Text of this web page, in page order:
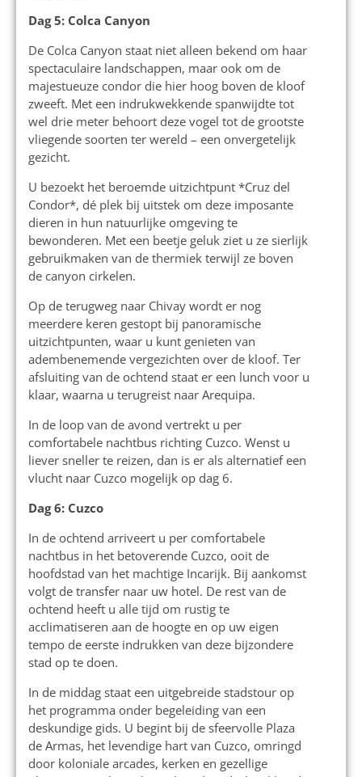
Dag 5: Colca Canyon
De Colca Canyon staat niet alleen bekend om haar
spectaculaire landschappen, maar ook om de
majestueuze condor die hier hoog boven de kloof
zweeft. Met een indrukwekkende spanwijdte tot
wel drie meter behoort deze vogel tot de grootste
vliegende soorten ter wereld – een onvergetelijk
gezicht.
U bezoekt het beroemde uitzichtpunt *Cruz del
Condor*, dé plek bij uitstek om deze imposante
dieren in hun natuurlijke omgeving te
bewonderen. Met een beetje geluk ziet u ze sierlijk
gebruikmaken van de thermiek terwijl ze boven
de canyon cirkelen.
Op de terugweg naar Chivay wordt er nog
meerdere keren gestopt bij panoramische
uitzichtpunten, waar u kunt genieten van
adembenemende vergezichten over de kloof. Ter
afsluiting van de ochtend staat er een lunch voor u
klaar, waarna u terugreist naar Arequipa.
In de loop van de avond vertrekt u per
comfortabele nachtbus richting Cuzco. Wenst u
liever sneller te reizen, dan is er als alternatief een
vlucht naar Cuzco mogelijk op dag 6.
Dag 6: Cuzco
In de ochtend arriveert u per comfortabele
nachtbus in het betoverende Cuzco, ooit de
hoofdstad van het machtige Incarijk. Bij aankomst
volgt de transfer naar uw hotel. De rest van de
ochtend heeft u alle tijd om rustig te
acclimatiseren aan de hoogte en op uw eigen
tempo de eerste indrukken van deze bijzondere
stad op te doen.
In de middag staat een uitgebreide stadstour op
het programma onder begeleiding van een
deskundige gids. U begint bij de sfeervolle Plaza
de Armas, het levendige hart van Cuzco, omringd
door koloniale arcades, kerken en gezellige